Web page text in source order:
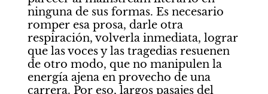
ninguna de sus formas. Es necesario
romper esa prosa, darle otra
respiración, volverla inmediata, lograr
que las voces y las tragedias resuenen
de otro modo, que no manipulen la
energía ajena en provecho de una
carrera. Por eso, largos pasajes del